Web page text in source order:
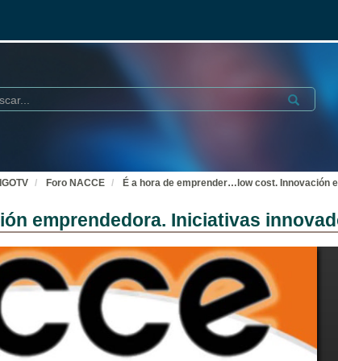
Submit
Foro NACCE É a hora de emprender…low cost. Innovación
emprendedora. Iniciativas